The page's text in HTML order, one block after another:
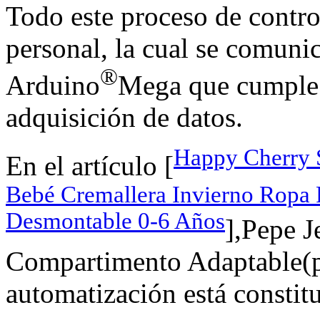
Todo este proceso de
personal, la cual se
Arduino®Mega que
adquisición de datos.
En el artículo [Happy Cherry
Bebé Cremallera Invierno
Desmontable 0-6 Años],Pepe
Compartimento
automatización está